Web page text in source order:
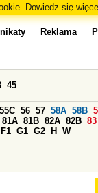
Dowiedz się
Reklama
45
55C 56 57 58A 58B
81A 81B 82A 82B 83
F1 G1 G2 H W